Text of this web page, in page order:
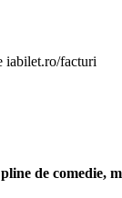
iabilet.ro/facturi
de comedie,